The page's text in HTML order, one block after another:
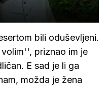
bili oduševljeni.
priznao im je
E sad je li ga
možda je žena